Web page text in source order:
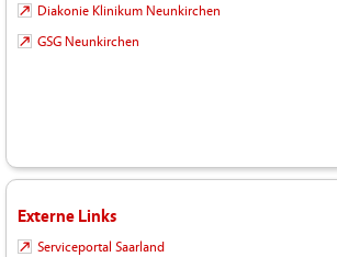
Diakonie Klinikum Neunkirchen
GSG Neunkirchen
Externe Links
Serviceportal Saarland